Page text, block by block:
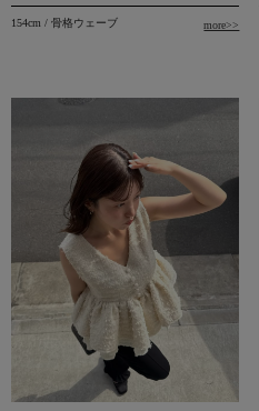
154cm / 骨格ウェーブ more>>